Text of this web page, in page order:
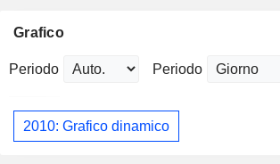
Grafico
Periodo Periodo
2010: Grafico dinamico